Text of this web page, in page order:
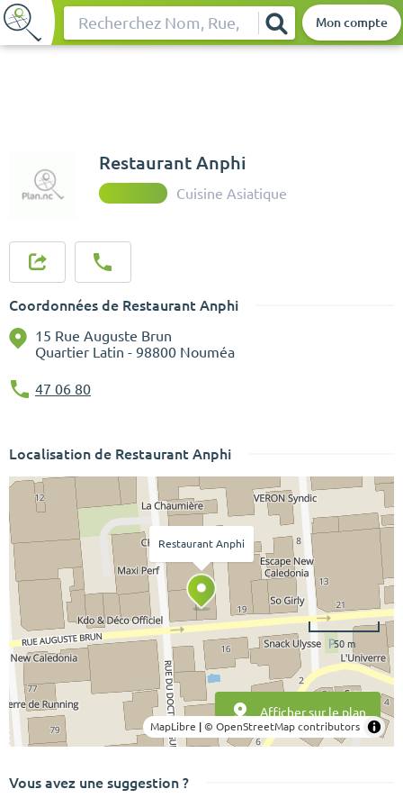
Rechercher Mon compte
Restaurant Anphi
Cuisine Asiatique
Coordonnées de Restaurant Anphi
15 Rue Auguste Brun
Quartier Latin - 98800 Nouméa
47 06 80
Localisation de Restaurant Anphi
50 m
MapLibre | © OpenStreetMap contributors
Restaurant Anphi
Afficher sur le plan
Vous avez une suggestion ?